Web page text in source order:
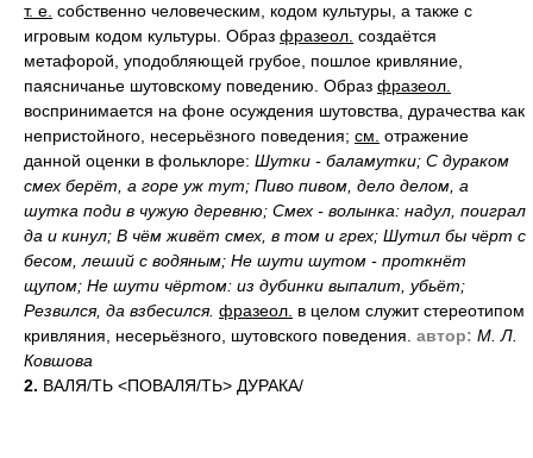
т. е. собственно человеческим, кодом культуры, а также с
игровым кодом культуры. Образ фразеол. создаётся
метафорой, уподобляющей грубое, пошлое кривляние,
паясничанье шутовскому поведению. Образ фразеол.
воспринимается на фоне осуждения шутовства, дурачества как
непристойного, несерьёзного поведения; см. отражение
данной оценки в фольклоре: Шутки - баламутки; С дураком
смех берёт, а горе уж тут; Пиво пивом, дело делом, а
шутка поди в чужую деревню; Смех - волынка: надул, поиграл
да и кинул; В чём живёт смех, в том и грех; Шутил бы чёрт с
бесом, леший с водяным; Не шути шутом - проткнёт
щупом; Не шути чёртом: из дубинки выпалит, убьёт;
Резвился, да взбесился. фразеол. в целом служит стереотипом
кривляния, несерьёзного, шутовского поведения. автор: М. Л.
Ковшова
2. ВАЛЯ/ТЬ <ПОВАЛЯ/ТЬ> ДУРАКА/